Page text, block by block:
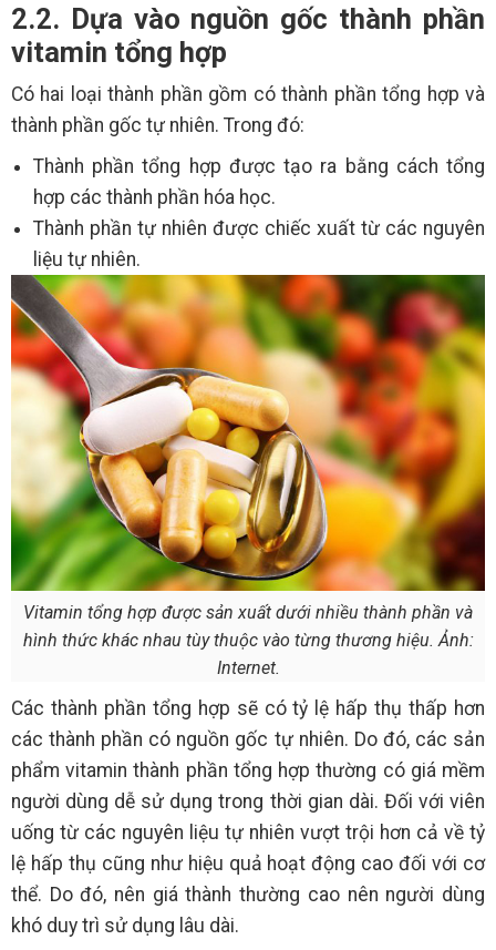
2.2. Dựa vào nguồn gốc thành phần
vitamin tổng hợp
Có hai loại thành phần gồm có thành phần tổng hợp và
thành phần gốc tự nhiên. Trong đó:
Thành phần tổng hợp được tạo ra bằng cách tổng
hợp các thành phần hóa học.
Thành phần tự nhiên được chiếc xuất từ các nguyên
liệu tự nhiên.
Vitamin tổng hợp được sản xuất dưới nhiều thành phần và
hình thức khác nhau tùy thuộc vào từng thương hiệu. Ảnh:
Internet.
Các thành phần tổng hợp sẽ có tỷ lệ hấp thụ thấp hơn
các thành phần có nguồn gốc tự nhiên. Do đó, các sản
phẩm vitamin thành phần tổng hợp thường có giá mềm
người dùng dễ sử dụng trong thời gian dài. Đối với viên
uống từ các nguyên liệu tự nhiên vượt trội hơn cả về tỷ
lệ hấp thụ cũng như hiệu quả hoạt động cao đối với cơ
thể. Do đó, nên giá thành thường cao nên người dùng
khó duy trì sử dụng lâu dài.